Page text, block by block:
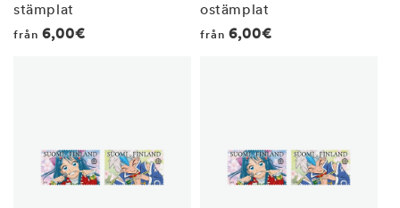
stämplat
Regular
från 6,00€
ostämplat
Regular
från 6,00€